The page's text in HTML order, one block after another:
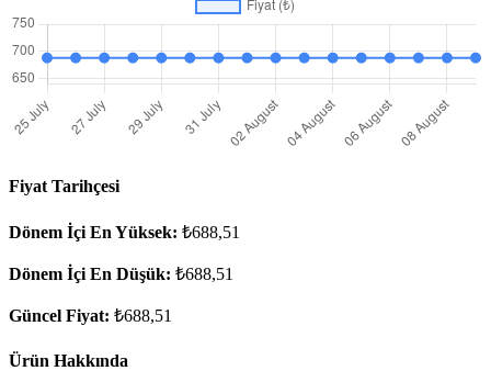
Fiyat Tarihçesi
Dönem İçi En Yüksek: ₺688,51
Dönem İçi En Düşük: ₺688,51
Güncel Fiyat: ₺688,51
Ürün Hakkında